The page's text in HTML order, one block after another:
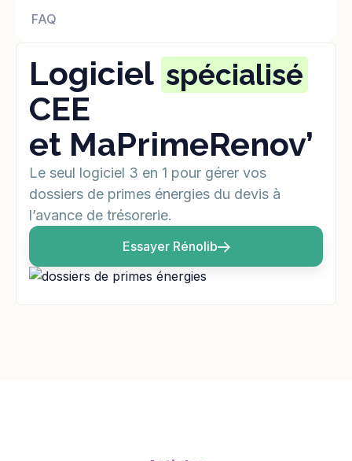
FAQ
Logiciel spécialisé
CEE
et MaPrimeRenov’
Le seul logiciel 3 en 1 pour gérer vos
dossiers de primes énergies du devis à
l’avance de trésorerie.
Essayer Rénolib